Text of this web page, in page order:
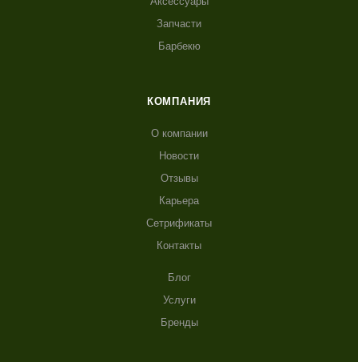
Запчасти
Барбекю
КОМПАНИЯ
О компании
Новости
Отзывы
Карьера
Сетрификаты
Контакты
Блог
Услуги
Бренды